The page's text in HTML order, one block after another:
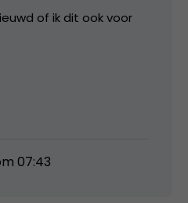
of ik dit ook voor
07:43